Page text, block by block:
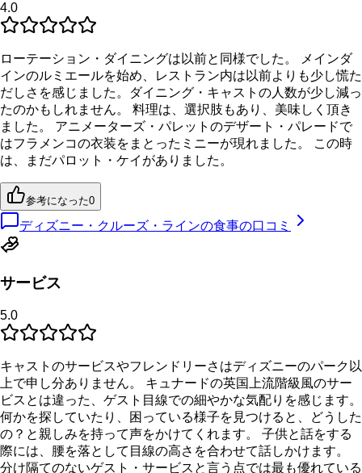
4.0
ローテーション・ダイニングは以前と同様でした。 メインダ
インのルミエールを始め、レストラン内は以前よりも少し慌た
だしさを感じました。ダイニング・キャストの人数が少し減っ
たのかもしれません。 料理は、選択肢もあり、美味しく頂き
ました。 アニメーターズ・パレットのデザート・パレードで
はフラメンコの衣装をまとったミニーが現れました。 この時
は、まだパロット・ケイがありました。
参考になった0
ディズニー・クルーズ・ラインの食事の口コミ
サービス
5.0
キャストのサービスやフレンドリーさはディズニーのパーク以
上で申し分ありません。 キュナードの英国上流階級風のサー
ビスとは違った、ゲスト目線での細やかな気配りを感じます。
何かを探していたり、困っている様子を見つけると、どうした
の？と親しみを持って声をかけてくれます。 子供と話をする
際には、腰を落として目線の高さを合わせて話しかけます。
分け隔てのないゲスト・サービスと言う点では最も優れている